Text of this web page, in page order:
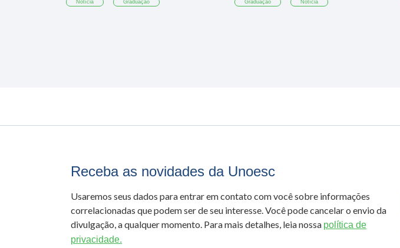
Notícia Graduação Graduação Notícia
Receba as novidades da Unoesc
Usaremos seus dados para entrar em contato com você sobre informações
correlacionadas que podem ser de seu interesse. Você pode cancelar o envio da
divulgação, a qualquer momento. Para mais detalhes, leia nossa política de
privacidade.